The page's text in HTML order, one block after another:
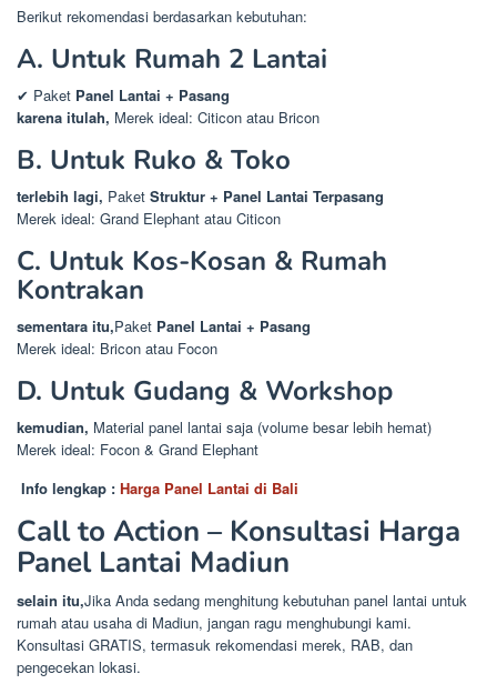
Berikut rekomendasi berdasarkan kebutuhan:
A. Untuk Rumah 2 Lantai
✔ Paket Panel Lantai + Pasang
karena itulah, Merek ideal: Citicon atau Bricon
B. Untuk Ruko & Toko
terlebih lagi, Paket Struktur + Panel Lantai Terpasang
Merek ideal: Grand Elephant atau Citicon
C. Untuk Kos-Kosan & Rumah
Kontrakan
sementara itu,Paket Panel Lantai + Pasang
Merek ideal: Bricon atau Focon
D. Untuk Gudang & Workshop
kemudian, Material panel lantai saja (volume besar lebih hemat)
Merek ideal: Focon & Grand Elephant
Info lengkap : Harga Panel Lantai di Bali
Call to Action – Konsultasi Harga
Panel Lantai Madiun
selain itu,Jika Anda sedang menghitung kebutuhan panel lantai untuk
rumah atau usaha di Madiun, jangan ragu menghubungi kami.
Konsultasi GRATIS, termasuk rekomendasi merek, RAB, dan
pengecekan lokasi.